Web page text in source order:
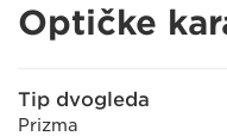
Optičke
Tip dvogleda
Prizma